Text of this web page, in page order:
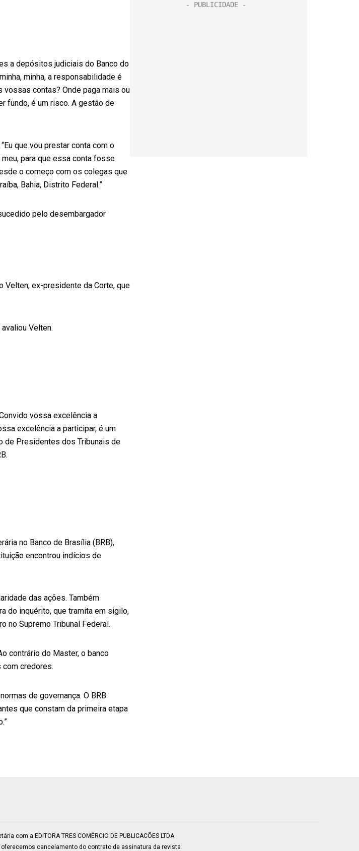
a depósitos judiciais do Banco do
minha, a responsabilidade é
vossas contas? Onde paga mais ou
fundo, é um risco. A gestão de
que vou prestar conta com o
para que essa conta fosse
o começo com os colegas que
Bahia, Distrito Federal.”
pelo desembargador
Velten, ex-presidente da Corte, que
Velten.
vossa excelência a
excelência a participar, é um
de Presidentes dos Tribunais de
no Banco de Brasília (BRB),
encontrou indícios de
das ações. Também
do inquérito, que tramita em sigilo,
no Supremo Tribunal Federal.
contrário do Master, o banco
credores.
de governança. O BRB
que constam da primeira etapa
com a EDITORA TRES COMÉRCIO DE PUBLICACÕES LTDA
cancelamento do contrato de assinatura da revista